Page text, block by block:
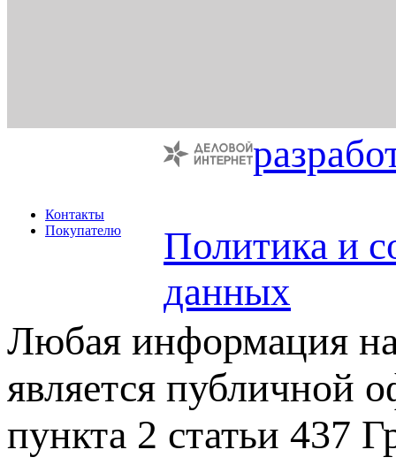
Контакты
Покупателю
Политика и
данных
Любая информация на
является публичной
пункта 2 статьи 437